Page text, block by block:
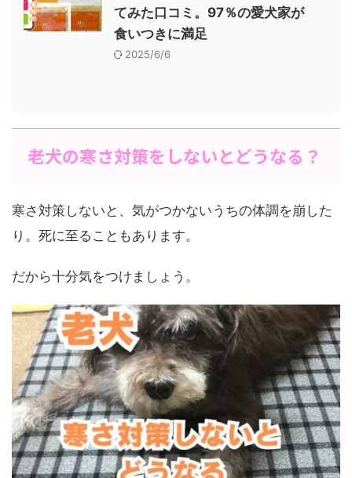
てみた口コミ。97％の愛犬家が
食いつきに満足
2025/6/6
老犬の寒さ対策をしないとどうなる？
寒さ対策しないと、気がつかないうちの体調を崩した
り。死に至ることもあります。
だから十分気をつけましょう。